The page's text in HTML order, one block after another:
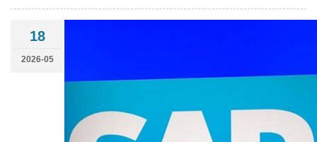
18
2026-05